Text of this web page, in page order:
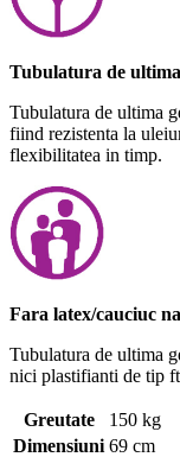
Tubulatura de
Tubulatura de ultima
fiind rezistenta la
flexibilitatea in timp.
Fara latex/cauciuc
Tubulatura de ultima
nici plastifianti de tip
Greutate
150 kg
Dimensiuni 69 cm